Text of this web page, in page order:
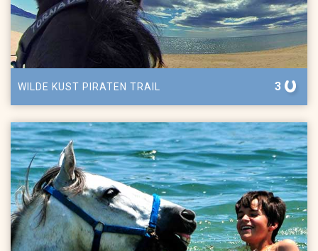
WILDE KUST PIRATEN TRAIL 3